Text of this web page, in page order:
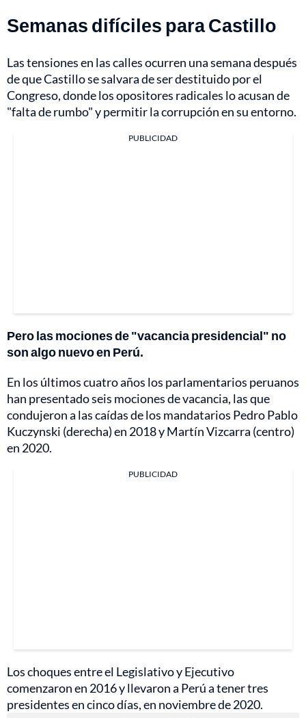
Semanas difíciles para Castillo
Las tensiones en las calles ocurren una semana después
de que Castillo se salvara de ser destituido por el
Congreso, donde los opositores radicales lo acusan de
"falta de rumbo" y permitir la corrupción en su entorno.
PUBLICIDAD
Pero las mociones de "vacancia presidencial" no
son algo nuevo en Perú.
En los últimos cuatro años los parlamentarios peruanos
han presentado seis mociones de vacancia, las que
condujeron a las caídas de los mandatarios Pedro Pablo
Kuczynski (derecha) en 2018 y Martín Vizcarra (centro)
en 2020.
PUBLICIDAD
Los choques entre el Legislativo y Ejecutivo
comenzaron en 2016 y llevaron a Perú a tener tres
presidentes en cinco días, en noviembre de 2020.